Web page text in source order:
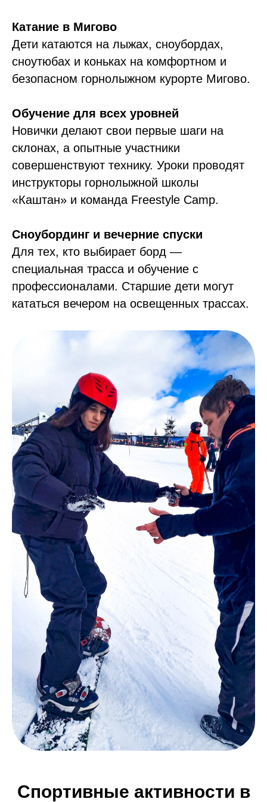
Катание в Мигово
Дети катаются на лыжах, сноубордах,
сноутюбах и коньках на комфортном и
безопасном горнолыжном курорте Мигово.
Обучение для всех уровней
Новички делают свои первые шаги на
склонах, а опытные участники
совершенствуют технику. Уроки проводят
инструкторы горнолыжной школы
«Каштан» и команда Freestyle Camp.
Сноубординг и вечерние спуски
Для тех, кто выбирает борд —
специальная трасса и обучение с
профессионалами. Старшие дети могут
кататься вечером на освещенных трассах.
Спортивные активности в